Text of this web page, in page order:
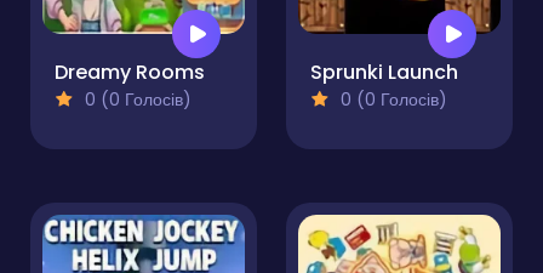
Dreamy Rooms
0 (0 Голосів)
Sprunki Launch
0 (0 Голосів)